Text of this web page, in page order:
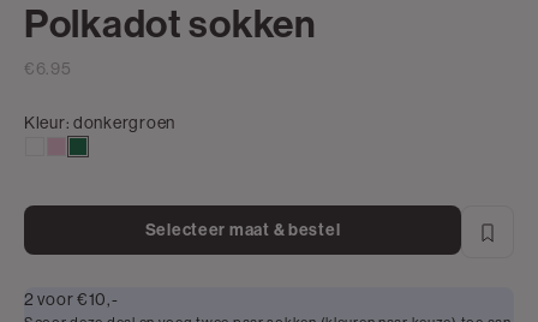
naar de
footerPolkadot sokken
€6.95
Kleur:donkergroen
Selecteer maat & bestel
2 voor €10,-